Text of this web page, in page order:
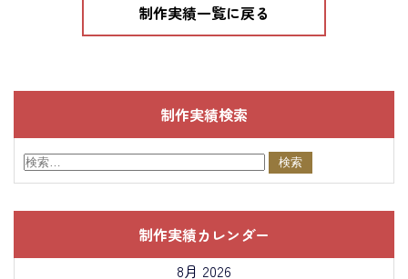
制作実績一覧に戻る
制作実績検索
制作実績カレンダー
8月 2026